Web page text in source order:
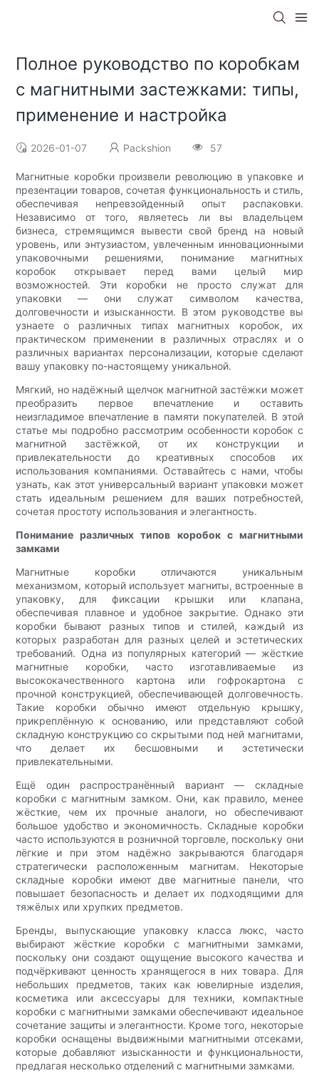
Полное руководство по коробкам
с магнитными застежками: типы,
применение и настройка
2026-01-07 Packshion 57
Магнитные коробки произвели революцию в упаковке и
презентации товаров, сочетая функциональность и стиль,
обеспечивая непревзойденный опыт распаковки.
Независимо от того, являетесь ли вы владельцем
бизнеса, стремящимся вывести свой бренд на новый
уровень, или энтузиастом, увлеченным инновационными
упаковочными решениями, понимание магнитных
коробок открывает перед вами целый мир
возможностей. Эти коробки не просто служат для
упаковки — они служат символом качества,
долговечности и изысканности. В этом руководстве вы
узнаете о различных типах магнитных коробок, их
практическом применении в различных отраслях и о
различных вариантах персонализации, которые сделают
вашу упаковку по-настоящему уникальной.
Мягкий, но надёжный щелчок магнитной застёжки может
преобразить первое впечатление и оставить
неизгладимое впечатление в памяти покупателей. В этой
статье мы подробно рассмотрим особенности коробок с
магнитной застёжкой, от их конструкции и
привлекательности до креативных способов их
использования компаниями. Оставайтесь с нами, чтобы
узнать, как этот универсальный вариант упаковки может
стать идеальным решением для ваших потребностей,
сочетая простоту использования и элегантность.
Понимание различных типов коробок с магнитными
замками
Магнитные коробки отличаются уникальным
механизмом, который использует магниты, встроенные в
упаковку, для фиксации крышки или клапана,
обеспечивая плавное и удобное закрытие. Однако эти
коробки бывают разных типов и стилей, каждый из
которых разработан для разных целей и эстетических
требований. Одна из популярных категорий — жёсткие
магнитные коробки, часто изготавливаемые из
высококачественного картона или гофрокартона с
прочной конструкцией, обеспечивающей долговечность.
Такие коробки обычно имеют отдельную крышку,
прикреплённую к основанию, или представляют собой
складную конструкцию со скрытыми под ней магнитами,
что делает их бесшовными и эстетически
привлекательными.
Ещё один распространённый вариант — складные
коробки с магнитным замком. Они, как правило, менее
жёсткие, чем их прочные аналоги, но обеспечивают
большое удобство и экономичность. Складные коробки
часто используются в розничной торговле, поскольку они
лёгкие и при этом надёжно закрываются благодаря
стратегически расположенным магнитам. Некоторые
складные коробки имеют две магнитные панели, что
повышает безопасность и делает их подходящими для
тяжёлых или хрупких предметов.
Бренды, выпускающие упаковку класса люкс, часто
выбирают жёсткие коробки с магнитными замками,
поскольку они создают ощущение высокого качества и
подчёркивают ценность хранящегося в них товара. Для
небольших предметов, таких как ювелирные изделия,
косметика или аксессуары для техники, компактные
коробки с магнитными замками обеспечивают идеальное
сочетание защиты и элегантности. Кроме того, некоторые
коробки оснащены выдвижными магнитными отсеками,
которые добавляют изысканности и функциональности,
предлагая несколько отделений с магнитными замками.